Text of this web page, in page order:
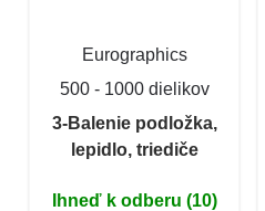
Eurographics
500 - 1000 dielikov
3-Balenie podložka,
lepidlo, triediče
Ihneď k odberu (10)